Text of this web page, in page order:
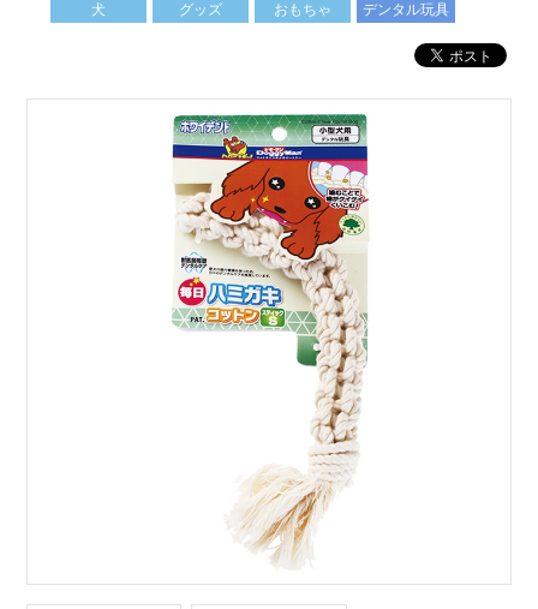
犬 グッズ おもちゃ デンタル玩具